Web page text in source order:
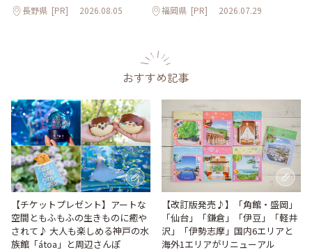
長野県 [PR] 2026.08.05 福岡県 [PR] 2026.07.29
おすすめ記事
【チケットプレゼント】アートな
空間ともふもふの生きものに癒や
されて♪ 大人も楽しめる神戸の水
族館「átoa」と周辺さんぽ
【改訂版発売♪】「角館・盛岡」
「仙台」「鎌倉」「伊豆」「軽井
沢」「伊勢志摩」国内6エリアと
海外1エリアがリニューアル